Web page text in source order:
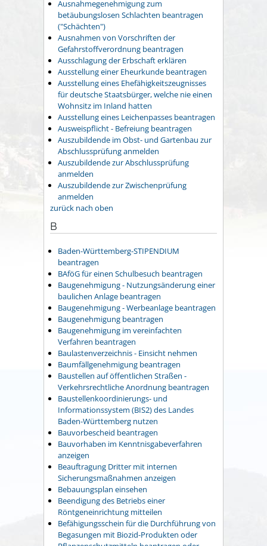
Ausnahmegenehmigung zum
betäubungslosen Schlachten beantragen
("Schächten")
Ausnahmen von Vorschriften der
Gefahrstoffverordnung beantragen
Ausschlagung der Erbschaft erklären
Ausstellung einer Eheurkunde beantragen
Ausstellung eines Ehefähigkeitszeugnisses
für deutsche Staatsbürger, welche nie einen
Wohnsitz im Inland hatten
Ausstellung eines Leichenpasses beantragen
Ausweispflicht - Befreiung beantragen
Auszubildende im Obst- und Gartenbau zur
Abschlussprüfung anmelden
Auszubildende zur Abschlussprüfung
anmelden
Auszubildende zur Zwischenprüfung
anmelden
zurück nach oben
B
Baden-Württemberg-STIPENDIUM
beantragen
BAföG für einen Schulbesuch beantragen
Baugenehmigung - Nutzungsänderung einer
baulichen Anlage beantragen
Baugenehmigung - Werbeanlage beantragen
Baugenehmigung beantragen
Baugenehmigung im vereinfachten
Verfahren beantragen
Baulastenverzeichnis - Einsicht nehmen
Baumfällgenehmigung beantragen
Baustellen auf öffentlichen Straßen -
Verkehrsrechtliche Anordnung beantragen
Baustellenkoordinierungs- und
Informationssystem (BIS2) des Landes
Baden-Württemberg nutzen
Bauvorbescheid beantragen
Bauvorhaben im Kenntnisgabeverfahren
anzeigen
Beauftragung Dritter mit internen
Sicherungsmaßnahmen anzeigen
Bebauungsplan einsehen
Beendigung des Betriebs einer
Röntgeneinrichtung mitteilen
Befähigungsschein für die Durchführung von
Begasungen mit Biozid-Produkten oder